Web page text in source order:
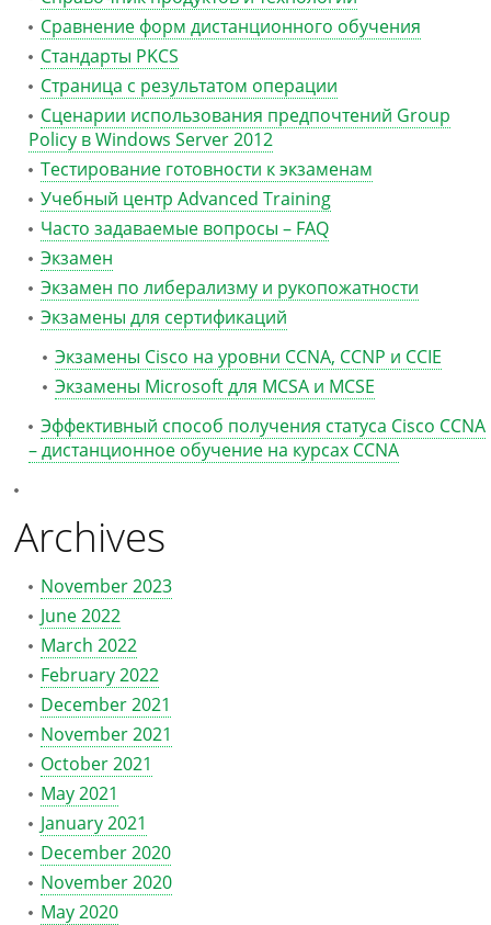
Сравнение форм дистанционного обучения
Стандарты PKCS
Страница с результатом операции
Сценарии использования предпочтений Group
Policy в Windows Server 2012
Тестирование готовности к экзаменам
Учебный центр Advanced Training
Часто задаваемые вопросы – FAQ
Экзамен
Экзамен по либерализму и рукопожатности
Экзамены для сертификаций
Экзамены Cisco на уровни CCNA, CCNP и CCIE
Экзамены Microsoft для MCSA и MCSE
Эффективный способ получения статуса Cisco CCNA
– дистанционное обучение на курсах CCNA
Archives
November 2023
June 2022
March 2022
February 2022
December 2021
November 2021
October 2021
May 2021
January 2021
December 2020
November 2020
May 2020